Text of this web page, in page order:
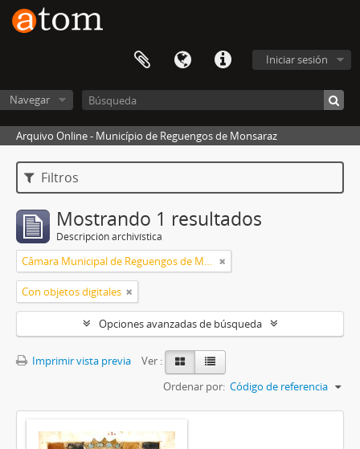
Iniciar sesión
Navegar
Arquivo Online - Município de Reguengos de Monsaraz
Filtros
Mostrando 1 resultados
Descripción archivística
Câmara Municipal de Reguengos de Monsaraz
Con objetos digitales
Opciones avanzadas de búsqueda
Imprimir vista previa
Ver :
Ordenar por: Código de referencia